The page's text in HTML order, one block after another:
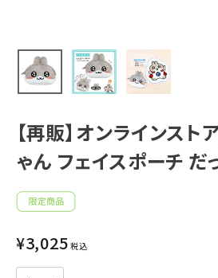
モチーフから探す
アイテムから探す
INFORMATION
お知らせ
ご利用ガイド
【再販】オンラインスト
ゃん フェイスポーチ だ
¥3,025 税込